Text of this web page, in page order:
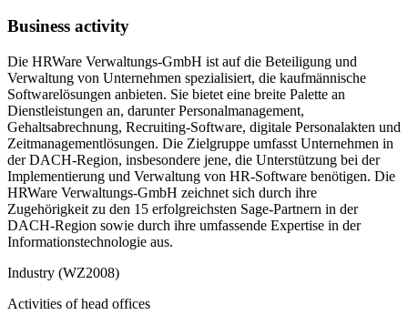
Business activity
Die HRWare Verwaltungs-GmbH ist auf die Beteiligung und
Verwaltung von Unternehmen spezialisiert, die kaufmännische
Softwarelösungen anbieten. Sie bietet eine breite Palette an
Dienstleistungen an, darunter Personalmanagement,
Gehaltsabrechnung, Recruiting-Software, digitale Personalakten und
Zeitmanagementlösungen. Die Zielgruppe umfasst Unternehmen in
der DACH-Region, insbesondere jene, die Unterstützung bei der
Implementierung und Verwaltung von HR-Software benötigen. Die
HRWare Verwaltungs-GmbH zeichnet sich durch ihre
Zugehörigkeit zu den 15 erfolgreichsten Sage-Partnern in der
DACH-Region sowie durch ihre umfassende Expertise in der
Informationstechnologie aus.
Industry (WZ2008)
Activities of head offices